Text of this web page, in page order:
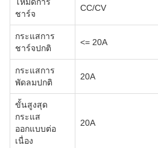
ชาร์จ
CC/CV
กระแสการ
ชาร์จปกติ
<= 20A
กระแสการ
พัดลมปกติ
20A
ขั้นสูงสุด
กระแส
ออกแบบต่อ
เนื่อง
20A